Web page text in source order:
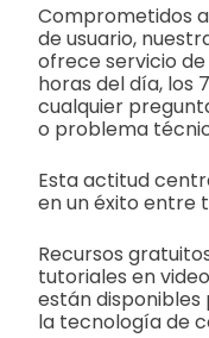
Comprometidos
de usuario,
ofrece servicio
horas del día, los
cualquier
o problema
Esta actitud
en un éxito entre
Recursos
tutoriales en
están
la tecnología de